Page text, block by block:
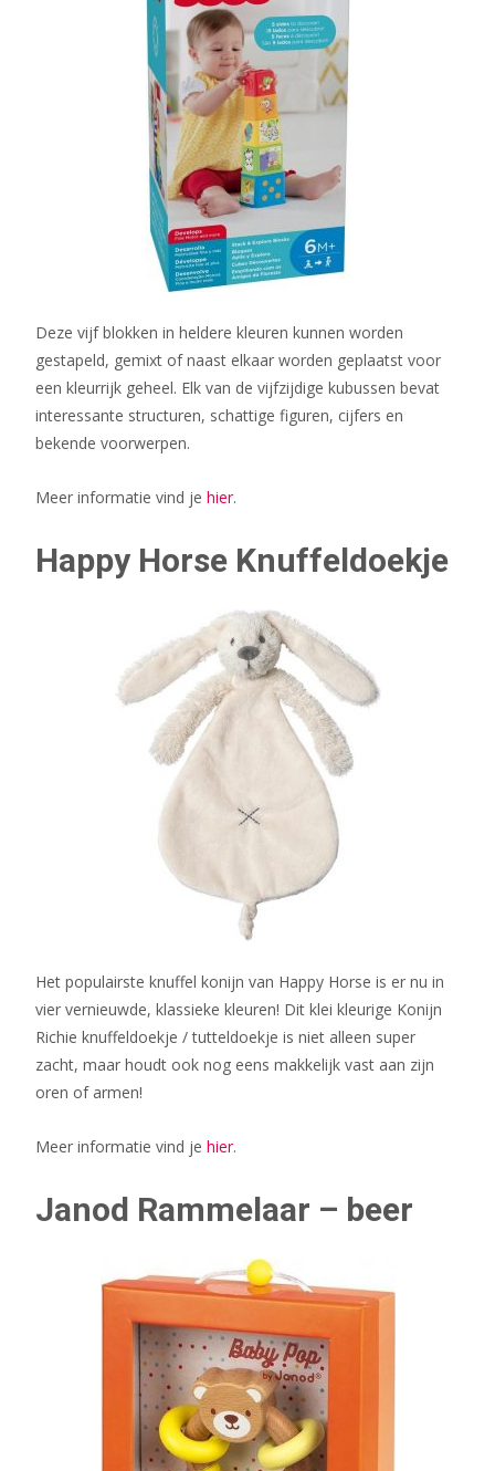
Deze vijf blokken in heldere kleuren kunnen worden
gestapeld, gemixt of naast elkaar worden geplaatst voor
een kleurrijk geheel. Elk van de vijfzijdige kubussen bevat
interessante structuren, schattige figuren, cijfers en
bekende voorwerpen.
Meer informatie vind je hier.
Happy Horse Knuffeldoekje
Het populairste knuffel konijn van Happy Horse is er nu in
vier vernieuwde, klassieke kleuren! Dit klei kleurige Konijn
Richie knuffeldoekje / tutteldoekje is niet alleen super
zacht, maar houdt ook nog eens makkelijk vast aan zijn
oren of armen!
Meer informatie vind je hier.
Janod Rammelaar – beer